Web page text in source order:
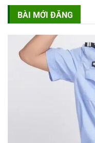
BÀI MỚI ĐĂNG